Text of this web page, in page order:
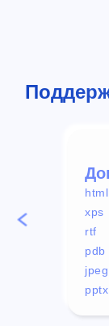
html
xps
rtf
pdb
jpeg
pptx